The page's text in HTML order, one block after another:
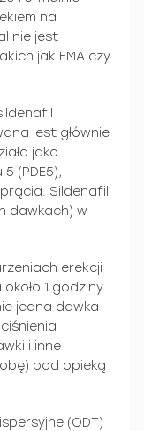
na
nie jest
jak EMA czy
jest głównie
jako
(PDE5),
Sildenafil
dawkach) w
erekcji
1 godziny
jedna dawka
i inne
pod opieką
(ODT)